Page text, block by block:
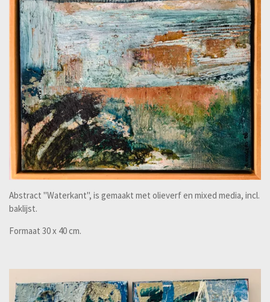
Abstract "Waterkant", is gemaakt met olieverf en mixed media, incl.
baklijst.
Formaat 30 x 40 cm.